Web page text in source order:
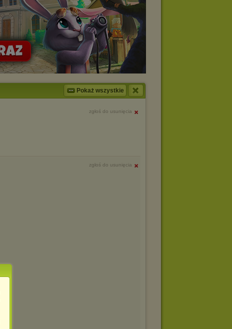
Pokaż wszystkie
zgłoś do usunięcia
zgłoś do usunięcia